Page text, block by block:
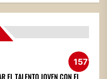
1571
EL TALENTO JOVEN CON EL